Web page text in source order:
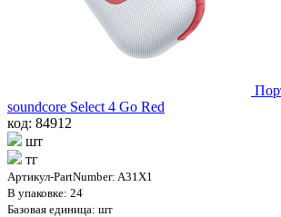
soundcore Select 4 Go Red
код: 84912
шт
тг
Артикул-PartNumber: A31X1
В упаковке: 24
Базовая единица: шт